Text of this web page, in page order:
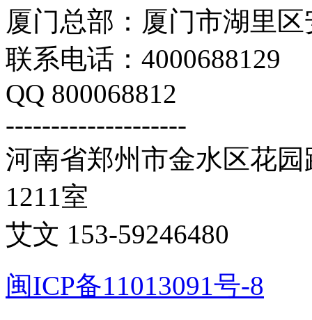
厦门总部：厦门市湖里
联系电话：4000688129
QQ 800068812
--------------------
河南省郑州市金水区花
1211室
艾文 153-59246480
闽ICP备11013091号-8